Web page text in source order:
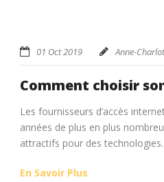
01 Oct 2019 Anne-
Comment choisir
Les fournisseurs d’accès
années de plus en plus
attractifs pour des
En Savoir Plus